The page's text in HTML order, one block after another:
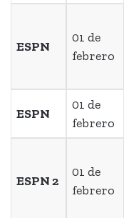
ESPN
01 de
febrero
ESPN
01 de
febrero
ESPN 2
01 de
febrero